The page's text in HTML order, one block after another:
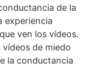
de la
experiencia
ven los vídeos.
de miedo
la conductancia